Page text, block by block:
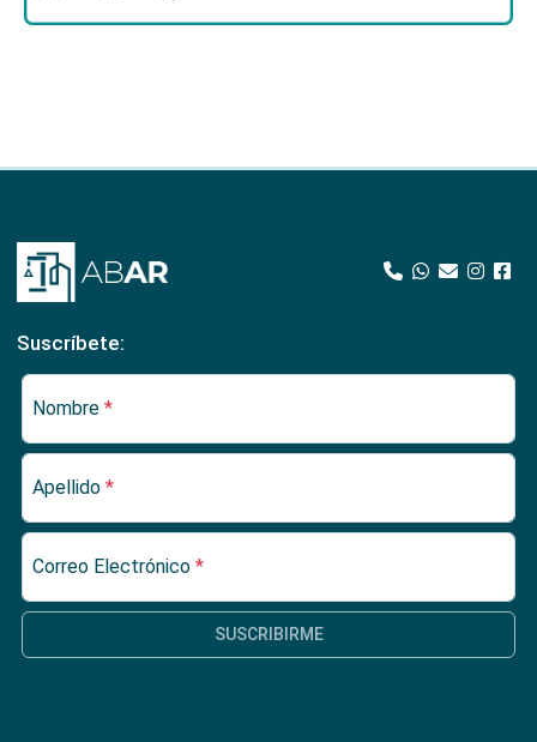
Suscríbete:
Nombre *
Apellido *
Correo Electrónico *
SUSCRIBIRME